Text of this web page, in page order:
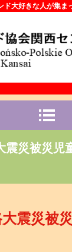
ド大好きな人が集ま
震災被災児
大震災被